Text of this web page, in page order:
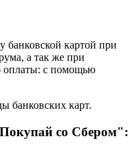
картой при
а так же при
оплаты: с помощью
банковских карт.
со Сбером":